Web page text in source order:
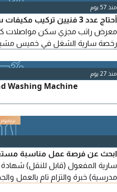
منذ 57 يوم
أحتاج عدد 3 فنيين تركيب
معرض راتب مجزي سكن مواصلات
رخصة سارية الشغل في خميس
منذ 27 يوم
Washing Machine
ابحث عن فرصة عمل مناسبة مستعد
سارية المفعول (قابل للنقل)
مدرسية) خبرة والتزام تام بالعمل